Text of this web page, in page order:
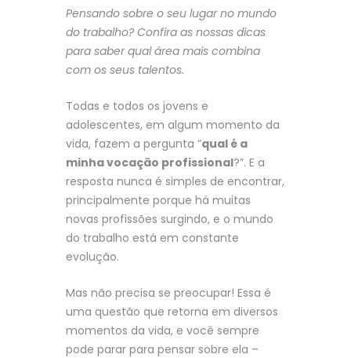
Pensando sobre o seu lugar no mundo
do trabalho? Confira as nossas dicas
para saber qual área mais combina
com os seus talentos.
Todas e todos os jovens e
adolescentes, em algum momento da
vida, fazem a pergunta “qual é a
minha vocação profissional?”. E a
resposta nunca é simples de encontrar,
principalmente porque há muitas
novas profissões surgindo, e o mundo
do trabalho está em constante
evolução.
Mas não precisa se preocupar! Essa é
uma questão que retorna em diversos
momentos da vida, e você sempre
pode parar para pensar sobre ela –